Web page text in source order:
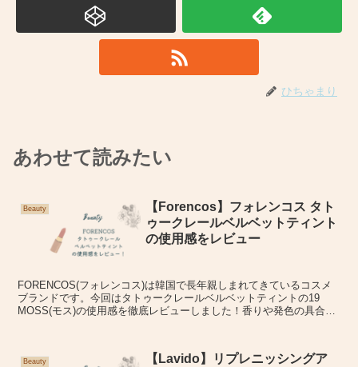
ひちゃまり
あわせて読みたい
Beauty
【Forencos】フォレンコス タト
ゥークレールベルベットティント
の使用感をレビュー
FORENCOS(フォレンコス)は韓国で長年親しまれてきているコスメ
ブランドです。今回はタトゥークレールベルベットティントの19
MOSS(モス)の使用感を徹底レビューしました！香りや発色の具合、
Beauty
【Lavido】リプレニッシングア